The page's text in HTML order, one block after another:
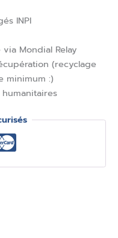
INPI
Mondial Relay
(recyclage
minimum :)